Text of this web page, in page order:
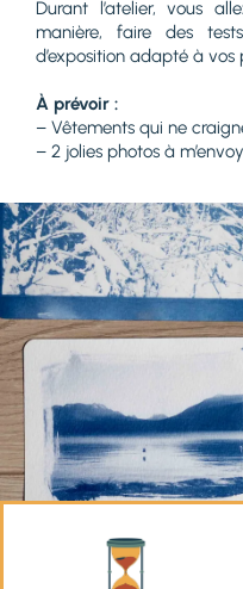
Durant l’atelier, vous
manière, faire des
d’exposition adapté à vos
À prévoir :
– Vêtements qui ne
– 2 jolies photos à